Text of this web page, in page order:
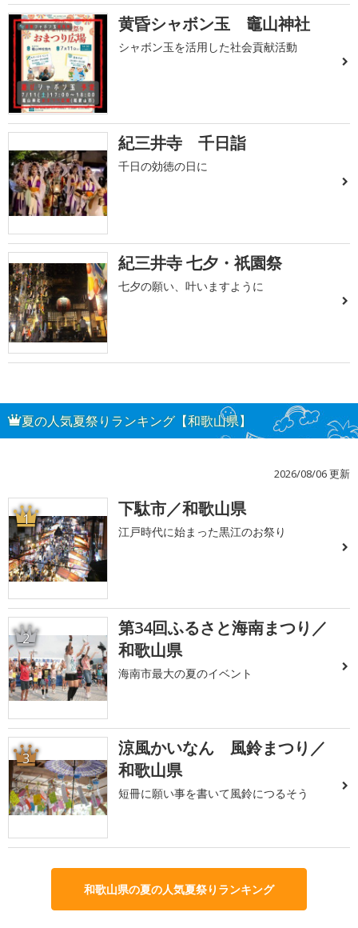
黄昏シャボン玉 竈山神社
シャボン玉を活用した社会貢献活動
紀三井寺 千日詣
千日の効徳の日に
紀三井寺 七夕・祇園祭
七夕の願い、叶いますように
夏の人気夏祭りランキング【和歌山県】
2026/08/06 更新
1 下駄市／和歌山県
江戸時代に始まった黒江のお祭り
2
第34回ふるさと海南まつり／
和歌山県
海南市最大の夏のイベント
3
涼風かいなん 風鈴まつり／
和歌山県
短冊に願い事を書いて風鈴につるそう
和歌山県の夏の人気夏祭りランキング